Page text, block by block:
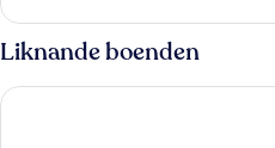
Liknande boenden
STG Hotel London Oxford Street